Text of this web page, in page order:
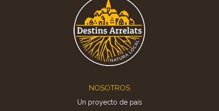
NOSOTROS
Un proyecto de país